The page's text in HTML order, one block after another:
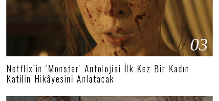
03
Netflix’in ‘Monster’ Antolojisi İlk Kez Bir Kadın
Katilin Hikâyesini Anlatacak